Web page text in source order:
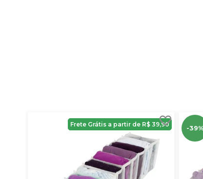
Frete Grátis a partir de R$ 39,90 -39%